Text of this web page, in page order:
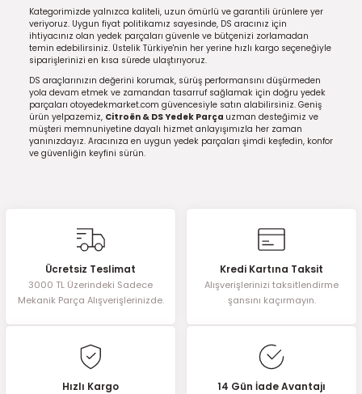
Kategorimizde yalnızca kaliteli, uzun ömürlü ve garantili ürünlere yer
veriyoruz. Uygun fiyat politikamız sayesinde, DS aracınız için
ihtiyacınız olan yedek parçaları güvenle ve bütçenizi zorlamadan
temin edebilirsiniz. Üstelik Türkiye'nin her yerine hızlı kargo seçeneğiyle
siparişlerinizi en kısa sürede ulaştırıyoruz.
DS araçlarınızın değerini korumak, sürüş performansını düşürmeden
yola devam etmek ve zamandan tasarruf sağlamak için doğru yedek
parçaları otoyedekmarket.com güvencesiyle satın alabilirsiniz. Geniş
ürün yelpazemiz, Citroën & DS Yedek Parça uzman desteğimiz ve
müşteri memnuniyetine dayalı hizmet anlayışımızla her zaman
yanınızdayız. Aracınıza en uygun yedek parçaları şimdi keşfedin, konfor
ve güvenliğin keyfini sürün.
Ücretsiz Teslimat
3000 TL Üzerindeki Sadece
Mekanik Parça Alışverişlerinizde.
Kredi Kartına Taksit
Alışverişlerinizi taksitlendirme
şansını kaçırmayın.
Hızlı Kargo
14 Gün İade Avantajı